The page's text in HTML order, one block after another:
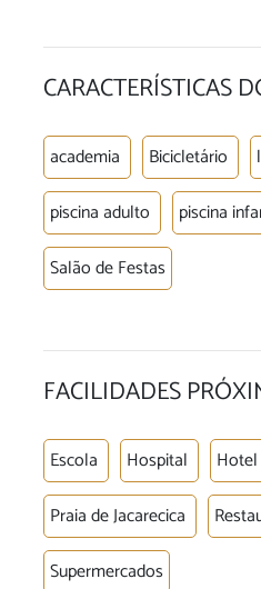
CARACTERÍSTICAS
academia Bicicletário
piscina adulto
piscina
Salão de Festas
FACILIDADES
Escola Hospital Hotel
Praia de Jacarecica
Supermercados